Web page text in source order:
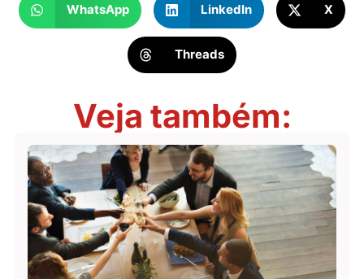
WhatsApp LinkedIn X
Threads
Veja também: